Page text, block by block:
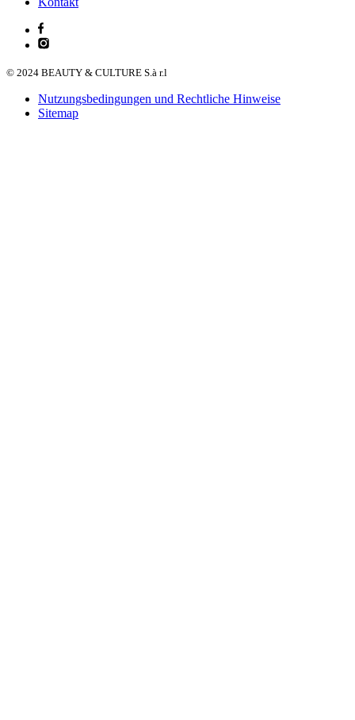
© 2024 BEAUTY & CULTURE S.à r.l
Nutzungsbedingungen und Rechtliche Hinweise
Sitemap